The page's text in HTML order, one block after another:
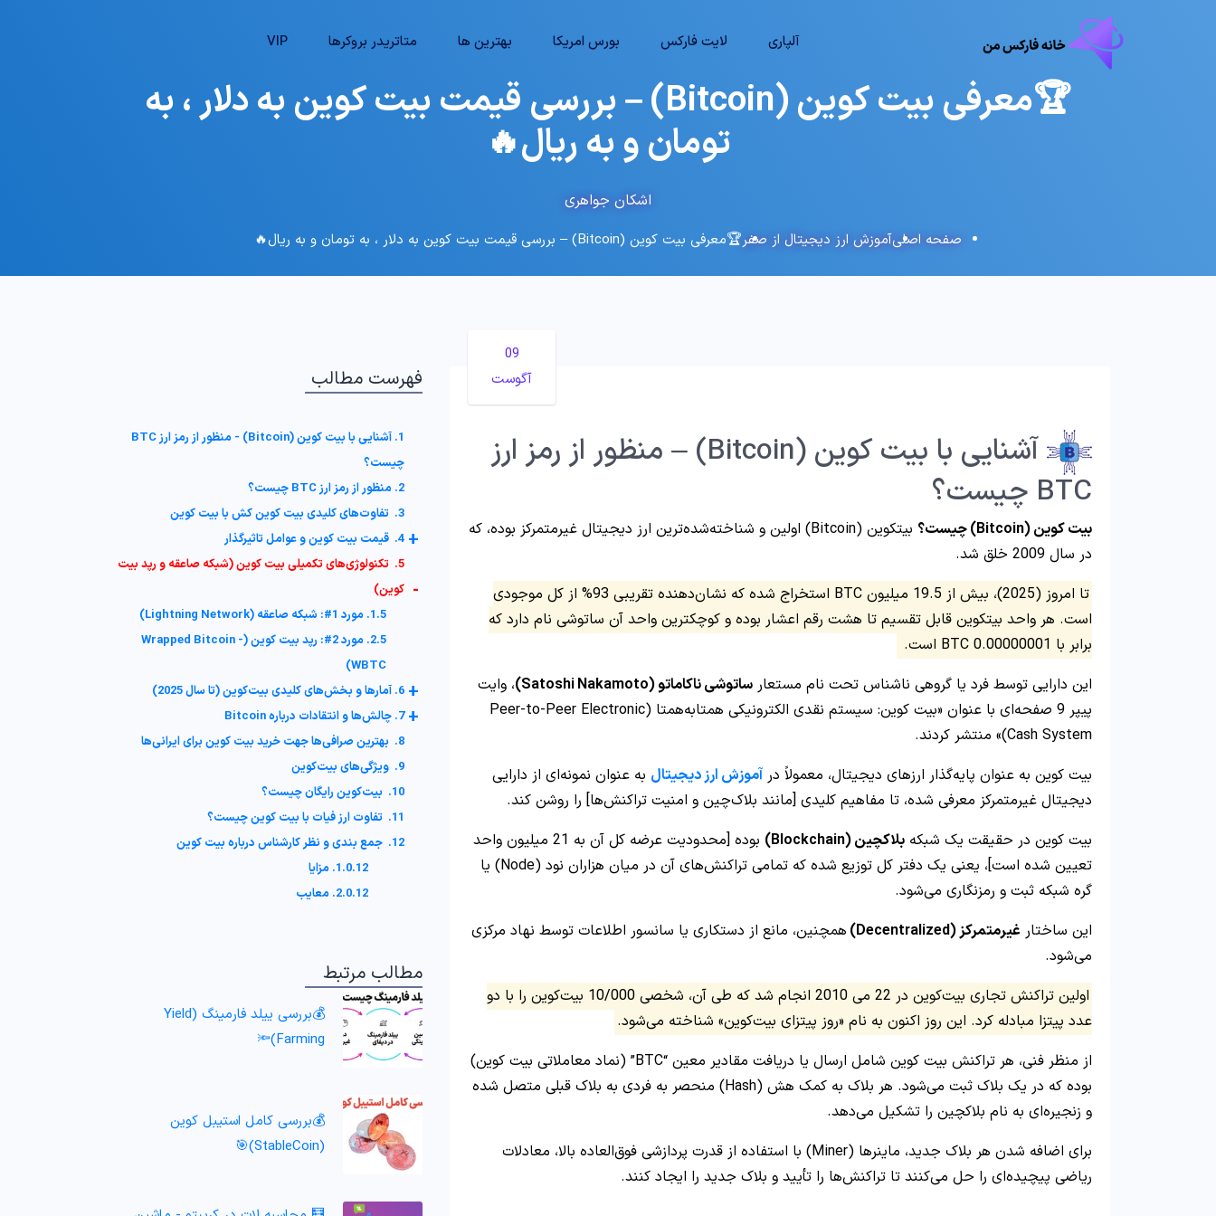
آلپاری لایت فارکس بورس امریکا بهترین ها متاتریدر بروکرها VIP
🏆معرفی بیت کوین (Bitcoin) – بررسی قیمت بیت کوین به دلار ، به
تومان و به ریال🔥
اشکان جواهری
صفحه اصلیآموزش ارز دیجیتال از صفر🏆معرفی بیت کوین (Bitcoin) – بررسی قیمت بیت کوین به دلار ، به تومان و به ریال🔥
09
آگوست
آشنایی با بیت کوین (Bitcoin) – منظور از رمز ارز
BTC چیست؟
بیت کوین (Bitcoin) چیست؟
بیتکوین (Bitcoin) اولین و شناخته‌شده‌ترین ارز دیجیتال غیرمتمرکز بوده، که
در سال 2009 خلق شد.
تا امروز (2025)، بیش از 19.5 میلیون BTC استخراج شده که نشان‌دهنده تقریبی 93% از کل موجودی
است. هر واحد بیتکوین قابل تقسیم تا هشت رقم اعشار بوده و کوچکترین واحد آن ساتوشی نام دارد که
برابر با 0.00000001 BTC است.
این دارایی توسط فرد یا گروهی ناشناس تحت نام مستعار ساتوشی ناکاماتو(Satoshi Nakamoto
)، وایت
پیپر 9 صفحه‌ای با عنوان «بیت کوین: سیستم نقدی الکترونیکی همتابه‌همتا (Peer-to-Peer Electronic
Cash System)» منتشر کردند.
بیت کوین به عنوان پایه‌گذار ارزهای دیجیتال، معمولاً در آموزش ارز دیجیتال به عنوان نمونه‌ای از دارایی
دیجیتال غیرمتمرکز معرفی شده، تا مفاهیم کلیدی [مانند بلاک‌چین و امنیت تراکنش‌ها] را روشن کند.
بیت کوین در حقیقت یک شبکه بلاکچین(Blockchain)
بوده [محدودیت عرضه کل آن به 21 میلیون واحد
تعیین شده است]، یعنی یک دفتر کل توزیع شده که تمامی تراکنش‌های آن در میان هزاران نود (Node) یا
گره شبکه ثبت و رمزنگاری می‌شود.
این ساختار غیرمتمرکز(Decentralized)
همچنین، مانع از دستکاری یا سانسور اطلاعات توسط نهاد مرکزی
می‌شود.
اولین تراکنش تجاری بیت‌کوین در 22 می 2010 انجام شد که طی آن، شخصی 10/000 بیت‌کوین را با دو
عدد پیتزا مبادله کرد. این روز اکنون به نام «روز پیتزای بیت‌کوین» شناخته می‌شود.
از منظر فنی، هر تراکنش بیت کوین شامل ارسال یا دریافت مقادیر معین “BTC” (نماد معاملاتی بیت کوین)
بوده که در یک بلاک ثبت می‌شود. هر بلاک به کمک هش (Hash) منحصر به فردی به بلاک قبلی متصل شده
و زنجیره‌ای به نام بلاکچین را تشکیل می‌دهد.
برای اضافه شدن هر بلاک جدید، ماینرها (Miner) با استفاده از قدرت پردازشی فوق‌العاده بالا، معادلات
ریاضی پیچیده‌ای را حل می‌کنند تا تراکنش‌ها را تأیید و بلاک جدید را ایجاد کنند.
فهرست مطالب
1. آشنایی با بیت کوین (Bitcoin) - منظور از رمز ارز BTC
چیست؟
2. منظور از رمز ارز BTC چیست؟
3. تفاوت‌های کلیدی بیت کوین کش با بیت کوین
4. قیمت بیت کوین و عوامل تاثیرگذار +
5. تکنولوژی‌های تکمیلی بیت کوین (شبکه صاعقه و رپد بیت
کوین) -
1.5. مورد 1#: شبکه صاعقه (Lightning Network)
2.5. مورد 2#: رپد بیت کوین (Wrapped Bitcoin -
WBTC)
6. آمارها و بخش‌های کلیدی بیت‌کوین (تا سال 2025) +
7. چالش‌ها و انتقادات درباره Bitcoin +
8. بهترین صرافی‌ها جهت خرید بیت کوین برای ایرانی‌ها
9. ویژگی‌های بیت‌کوین
10. بیت‌کوین رایگان چیست؟
11. تفاوت ارز فیات با بیت کوین چیست؟
12. جمع بندی و نظر کارشناس درباره بیت کوین
1.0.12. مزایا
2.0.12. معایب
مطالب مرتبط
💰بررسی ییلد فارمینگ (Yield
Farming)🔦
💰بررسی کامل استیبل کوین
(StableCoin)🎯